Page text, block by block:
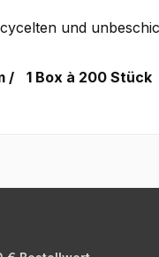
und
/ 1 Box à 200 Stück